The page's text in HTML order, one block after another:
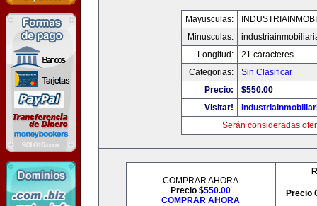
Mayusculas:
Minusculas:
Longitud:
21 caracteres
Categorias:
Sin Clasificar
Precio:
$550.00
Visitar!
Serán consideradas
COMPRAR AHORA
Precio $550.00
COMPRAR AHORA
Precio